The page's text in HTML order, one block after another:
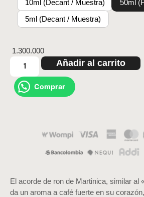
10ml (Decant / Muestra)
50ml
5ml (Decant / Muestra)
1.300.000
Añadir al carrito
Comprar
El acorde de ron de Martinica, similar al
da un aroma a café fuerte en su